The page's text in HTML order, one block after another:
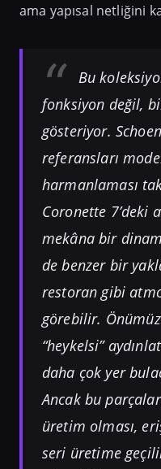
ama yapısal netliğini
Bu
fonksiyon değil,
gösteriyor.
referansları
harmanlaması
Coronette 7’deki
mekâna bir
de benzer bir
restoran gibi
görebilir.
“heykelsi”
daha çok yer
Ancak bu
üretim olması,
seri üretime